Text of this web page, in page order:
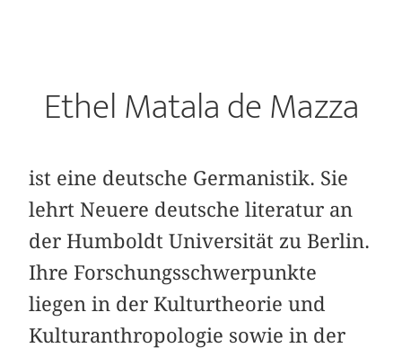
Ethel Matala de Mazza
ist eine deutsche Germanistik. Sie
lehrt Neuere deutsche literatur an
der Humboldt Universität zu Berlin.
Ihre Forschungsschwerpunkte
liegen in der Kulturtheorie und
Kulturanthropologie sowie in der